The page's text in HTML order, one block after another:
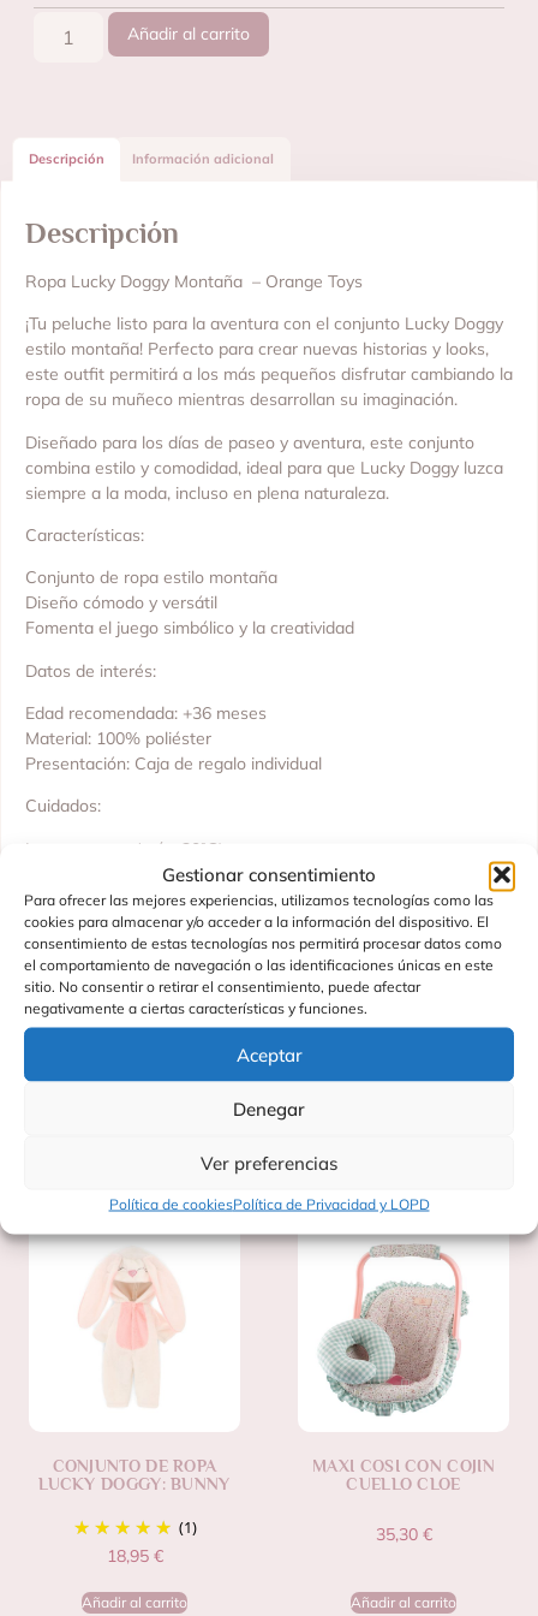
Gestionar consentimiento
Para ofrecer las mejores experiencias, utilizamos tecnologías como las
cookies para almacenar y/o acceder a la información del dispositivo. El
consentimiento de estas tecnologías nos permitirá procesar datos como
el comportamiento de navegación o las identificaciones únicas en este
sitio. No consentir o retirar el consentimiento, puede afectar
negativamente a ciertas características y funciones.
Aceptar
Denegar
Ver preferencias
Política de cookiesPolítica de Privacidad y LOPD
Añadir al carrito
Descripción Información adicional
Descripción
Ropa Lucky Doggy Montaña – Orange Toys
¡Tu peluche listo para la aventura con el conjunto Lucky Doggy
estilo montaña! Perfecto para crear nuevas historias y looks,
este outfit permitirá a los más pequeños disfrutar cambiando la
ropa de su muñeco mientras desarrollan su imaginación.
Diseñado para los días de paseo y aventura, este conjunto
combina estilo y comodidad, ideal para que Lucky Doggy luzca
siempre a la moda, incluso en plena naturaleza.
Características:
Conjunto de ropa estilo montaña
Diseño cómodo y versátil
Fomenta el juego simbólico y la creatividad
Datos de interés:
Edad recomendada: +36 meses
Material: 100% poliéster
Presentación: Caja de regalo individual
Cuidados:
Lavar a mano (máx. 30ºC)
No usar blanqueador
No planchar
No secar en secadora
Marca: Orange Toys
Fabricado en: China
Ideal para que tu Lucky Doggy viva grandes aventuras con
Productos Relacionados
CONJUNTO DE ROPA
LUCKY DOGGY: BUNNY
(1)
18,95 €
Añadir al carrito
MAXI COSI CON COJIN
CUELLO CLOE
35,30 €
Añadir al carrito